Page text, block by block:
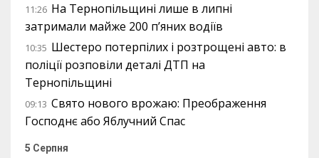
11:26 На Тернопільщині лише в липні
затримали майже 200 п’яних водіїв
10:35 Шестеро потерпілих і розтрощені авто: в
поліції розповіли деталі ДТП на
Тернопільщині
09:13 Свято нового врожаю: Преображення
Господнє або Яблучний Спас
5 Серпня